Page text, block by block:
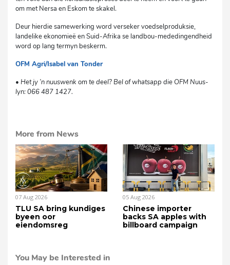
om met Nersa en Eskom te skakel.
Deur hierdie samewerking word verseker voedselproduksie,
landelike ekonomieë en Suid-Afrika se landbou-mededingendheid
word op lang termyn beskerm.
OFM Agri/Isabel van Tonder
• Het jy ’n nuuswenk om te deel? Bel of whatsapp die OFM Nuus-
lyn: 066 487 1427.
More from News
07 Aug 2026
TLU SA bring kundiges
byeen oor
eiendomsreg
05 Aug 2026
Chinese importer
backs SA apples with
billboard campaign
You May be Interested in